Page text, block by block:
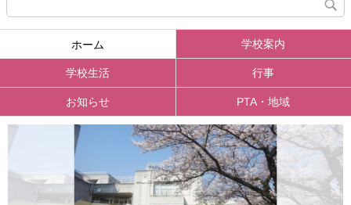
ホーム 学校案内
学校生活 行事
お知らせ PTA・地域